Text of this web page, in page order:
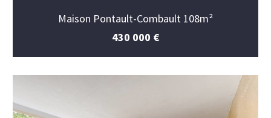
Maison Pontault-Combault 108m²
430 000 €